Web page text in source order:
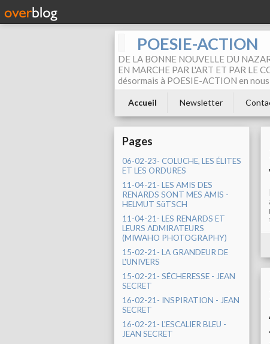
POESIE-ACTION
DE LA BONNE NOUVELLE DU
EN MARCHE PAR L'ART ET PAR LE
désormais à POESIE-ACTION en
Accueil Newsletter
Pages
06-02-23- COLUCHE, LES ÉLITES
ET LES ORDURES
11-04-21- LES AMIS DES
RENARDS SONT MES AMIS -
HELMUT SüTSCH
11-04-21- LES RENARDS ET
LEURS ADMIRATEURS
(MIWAHO PHOTOGRAPHY)
15-02-21- LA GRANDEUR DE
L'UNIVERS
15-02-21- SÉCHERESSE - JEAN
SECRET
16-02-21- INSPIRATION - JEAN
SECRET
16-02-21- L'ESCALIER BLEU -
JEAN SECRET